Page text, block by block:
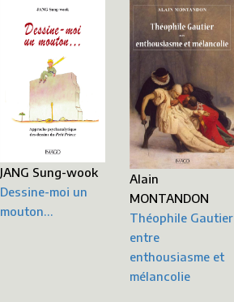
JANG Sung-wook
Dessine-moi un
mouton…
Alain
MONTANDON
Théophile Gautier
entre
enthousiasme et
mélancolie